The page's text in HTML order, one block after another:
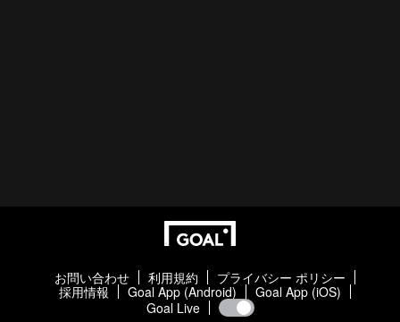
お問い合わせ 利用規約
プライバシー ポリシー
採用情報
Goal App (Android)
Goal App (iOS)
Goal Live